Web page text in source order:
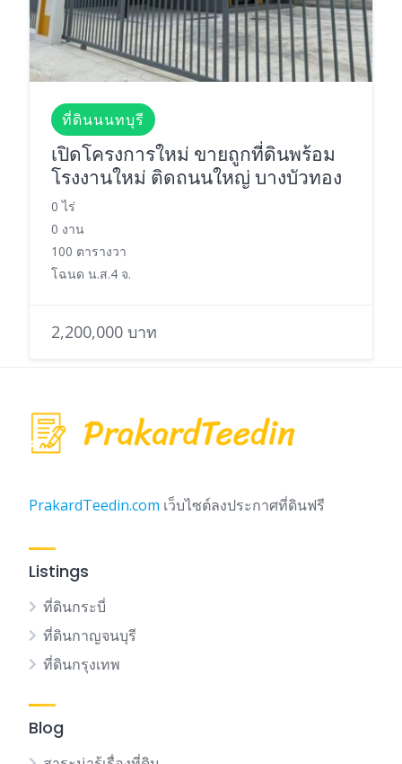
ที่ดินนนทบุรี
เปิดโครงการใหม่ ขายถูกที่ดินพร้อม
โรงงานใหม่ ติดถนนใหญ่ บางบัวทอง
0 ไร่
0 งาน
100 ตารางวา
โฉนด น.ส.4 จ.
2,200,000 บาท
PrakardTeedin.com เว็บไซต์ลงประกาศที่ดินฟรี
Listings
ที่ดินกระบี่
ที่ดินกาญจนบุรี
ที่ดินกรุงเทพ
Blog